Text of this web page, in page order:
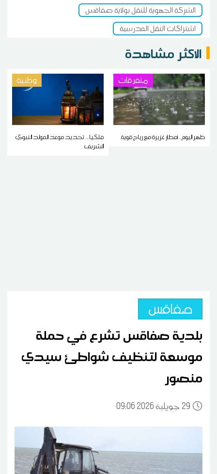
الشركة الجهوية للنقل بولاية صفاقس
اشتراكات النقل المدرسية
الاكثر مشاهدة
متفرقات
ظهر اليوم.. أمطار غزيرة مع رياح قوية
وطنية
فلكيا... تحديد موعد المولد النبوي
الشريف
صفاقس
بلدية صفاقس تشرع في حملة
موسعة لتنظيف شواطئ سيدي
منصور
29 09:06 2026 جويلية